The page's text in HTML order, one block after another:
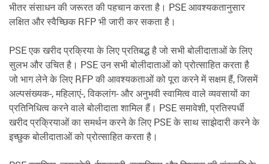
भीतर संसाधन की जरूरत की पहचान करता है। PSE आवश्यकतानुसार
लक्षित और स्वैच्छिक RFP भी जारी कर सकता है।
PSE एक खरीद प्रक्रिया के लिए प्रतिबद्ध है जो सभी बोलीदाताओं के लिए
सुलभ और उचित है। PSE उन सभी बोलीदाताओं को प्रोत्साहित करता है
जो भाग लेने के लिए RFP की आवश्यकताओं को पूरा करने में सक्षम हैं, जिसमें
अल्पसंख्यक-, महिलाएं-, विकलांग- और अनुभवी स्वामित्व वाले व्यवसायों का
प्रतिनिधित्व करने वाले बोलीदाता शामिल हैं। PSE समावेशी, प्रतिस्पर्धी
खरीद प्रक्रियाओं का समर्थन करने के लिए PSE के साथ साझेदारी करने के
इच्छुक बोलीदाताओं को प्रोत्साहित करता है।